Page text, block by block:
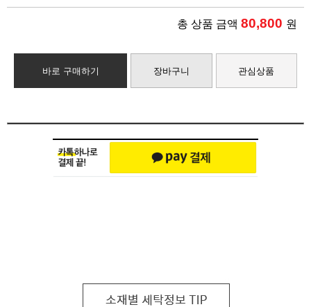
총 상품 금액 80,800 원
바로 구매하기 장바구니 관심상품